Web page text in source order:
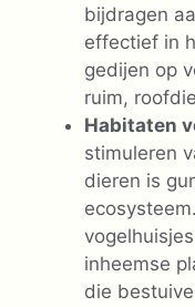
bijdragen
effectief in
gedijen op
ruim,
Habitaten
stimuleren
dieren is
inheemse
die